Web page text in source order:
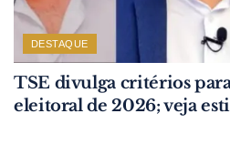
DESTAQUE
TSE divulga critérios
eleitoral de 2026; veja